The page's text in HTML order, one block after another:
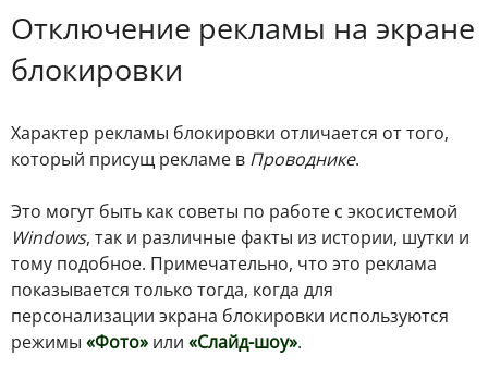
Отключение рекламы на экране
блокировки
Характер рекламы блокировки отличается от того,
который присущ рекламе в Проводнике.
Это могут быть как советы по работе с экосистемой
Windows, так и различные факты из истории, шутки и
тому подобное. Примечательно, что это реклама
показывается только тогда, когда для
персонализации экрана блокировки используются
режимы «Фото» или «Слайд-шоу».